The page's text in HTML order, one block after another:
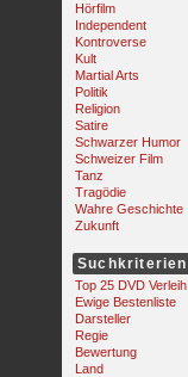
Hörfilm
Independent
Kontroverse
Kult
Martial Arts
Politik
Religion
Satire
Schwarzer Humor
Schweizer Film
Tanz
Tragödie
Wahre Geschichte
Zukunft
Suchkriterien
Top 25 DVD Verleih
Ewige Bestenliste
Darsteller
Regie
Bewertung
Land